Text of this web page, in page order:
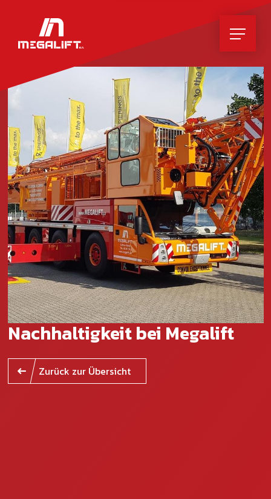
Home
News
Unternehmen
Leistungen
Hebearbeiten
Gewöhnliche & Spezialtransporte
Zubehör
Container
Lagerplatz
Pannen- und Bergungsdienst
Kontakt
Kontaktformular
DE FR
Nachhaltigkeit bei Megalift
Zurück zur Übersicht